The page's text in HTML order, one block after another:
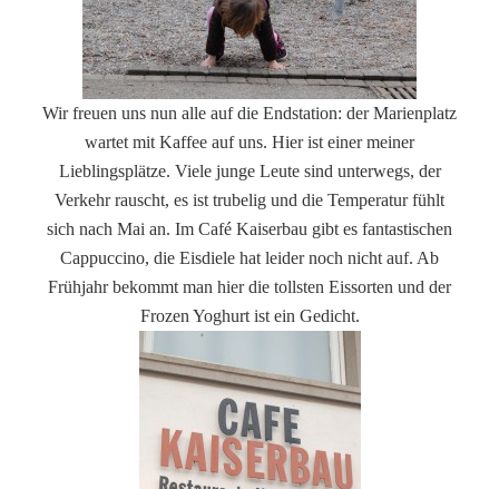
Wir freuen uns nun alle auf die Endstation: der Marienplatz
wartet mit Kaffee auf uns. Hier ist einer meiner
Lieblingsplätze. Viele junge Leute sind unterwegs, der
Verkehr rauscht, es ist trubelig und die Temperatur fühlt
sich nach Mai an. Im Café Kaiserbau gibt es fantastischen
Cappuccino, die Eisdiele hat leider noch nicht auf. Ab
Frühjahr bekommt man hier die tollsten Eissorten und der
Frozen Yoghurt ist ein Gedicht.